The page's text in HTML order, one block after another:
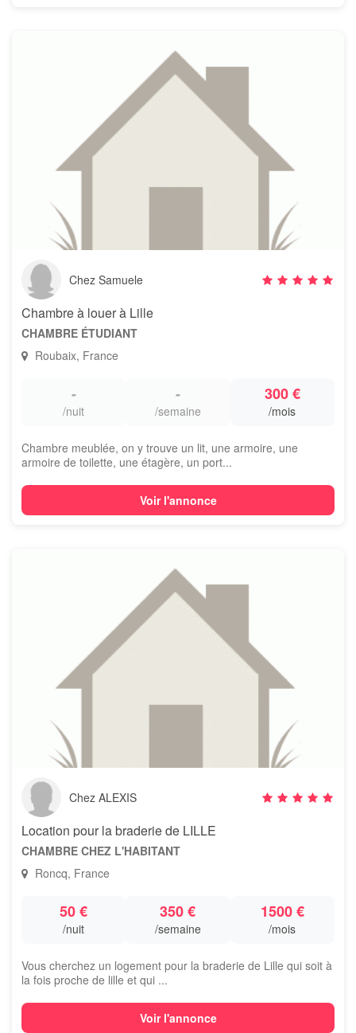
Chez Samuele
Chambre à louer à Lille
CHAMBRE ÉTUDIANT
Roubaix, France
-
/nuit
-
/semaine
300 €
/mois
Chambre meublée, on y trouve un lit, une armoire, une
armoire de toilette, une étagère, un port...
Voir l'annonce
Chez ALEXIS
Location pour la braderie de LILLE
CHAMBRE CHEZ L'HABITANT
Roncq, France
50 €
/nuit
350 €
/semaine
1500 €
/mois
Vous cherchez un logement pour la braderie de Lille qui soit à
la fois proche de lille et qui ...
Voir l'annonce